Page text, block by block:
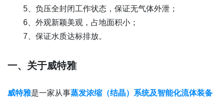
5、负压全封闭工作状态，保证无气体外泄；
6、外观新颖美观，占地面积小；
7、保证水质达标排放。
一、关于威特雅
威特雅是一家从事蒸发浓缩（结晶）系统及智能化流体装备